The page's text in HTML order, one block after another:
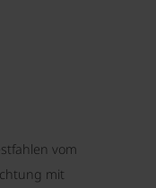
vom
mit